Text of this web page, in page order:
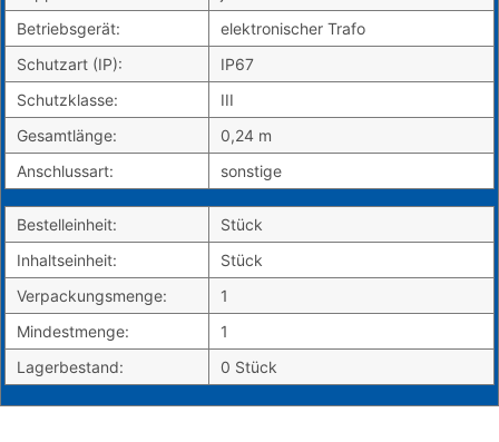
Betriebsgerät:
elektronischer Trafo
Schutzart (IP):
IP67
Schutzklasse:
III
Gesamtlänge:
0,24 m
Anschlussart:
sonstige
Bestelleinheit:
Stück
Inhaltseinheit:
Stück
Verpackungsmenge:
1
Mindestmenge:
1
Lagerbestand:
0 Stück